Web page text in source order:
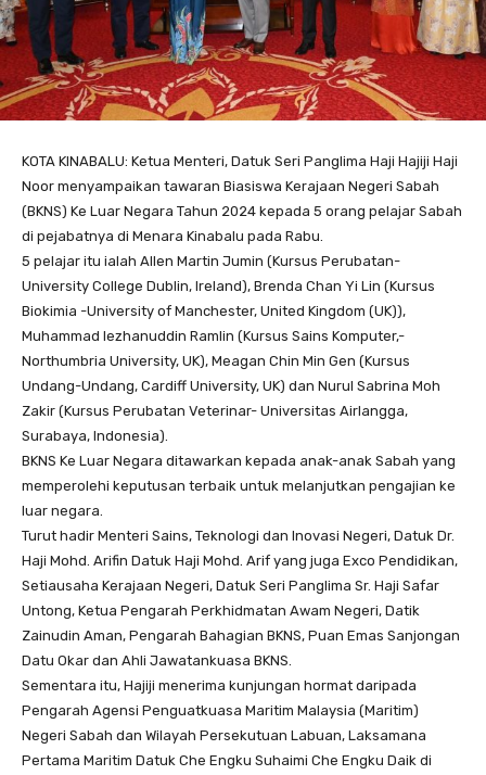
KOTA KINABALU: Ketua Menteri, Datuk Seri Panglima Haji Hajiji Haji
Noor menyampaikan tawaran Biasiswa Kerajaan Negeri Sabah
(BKNS) Ke Luar Negara Tahun 2024 kepada 5 orang pelajar Sabah
di pejabatnya di Menara Kinabalu pada Rabu.
5 pelajar itu ialah Allen Martin Jumin (Kursus Perubatan-
University College Dublin, Ireland), Brenda Chan Yi Lin (Kursus
Biokimia -University of Manchester, United Kingdom (UK)),
Muhammad Iezhanuddin Ramlin (Kursus Sains Komputer,-
Northumbria University, UK), Meagan Chin Min Gen (Kursus
Undang-Undang, Cardiff University, UK) dan Nurul Sabrina Moh
Zakir (Kursus Perubatan Veterinar- Universitas Airlangga,
Surabaya, Indonesia).
BKNS Ke Luar Negara ditawarkan kepada anak-anak Sabah yang
memperolehi keputusan terbaik untuk melanjutkan pengajian ke
luar negara.
Turut hadir Menteri Sains, Teknologi dan Inovasi Negeri, Datuk Dr.
Haji Mohd. Arifin Datuk Haji Mohd. Arif yang juga Exco Pendidikan,
Setiausaha Kerajaan Negeri, Datuk Seri Panglima Sr. Haji Safar
Untong, Ketua Pengarah Perkhidmatan Awam Negeri, Datik
Zainudin Aman, Pengarah Bahagian BKNS, Puan Emas Sanjongan
Datu Okar dan Ahli Jawatankuasa BKNS.
Sementara itu, Hajiji menerima kunjungan hormat daripada
Pengarah Agensi Penguatkuasa Maritim Malaysia (Maritim)
Negeri Sabah dan Wilayah Persekutuan Labuan, Laksamana
Pertama Maritim Datuk Che Engku Suhaimi Che Engku Daik di